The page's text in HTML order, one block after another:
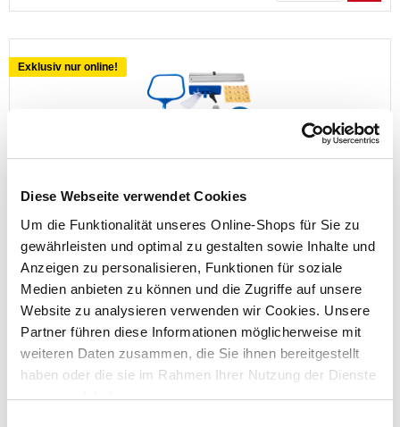
Diese Webseite verwendet Cookies
Um die Funktionalität unseres Online-Shops für Sie zu
gewährleisten und optimal zu gestalten sowie Inhalte und
Anzeigen zu personalisieren, Funktionen für soziale
Medien anbieten zu können und die Zugriffe auf unsere
Website zu analysieren verwenden wir Cookies. Unsere
Partner führen diese Informationen möglicherweise mit
weiteren Daten zusammen, die Sie ihnen bereitgestellt
haben oder die sie im Rahmen Ihrer Nutzung der Dienste
gesammelt haben.
Exklusiv nur online!
Pool Reinigungsset 5tlg. Bestway®
Preis reduziert von
UVP 39,95 € auf
15,00 €*
Menge